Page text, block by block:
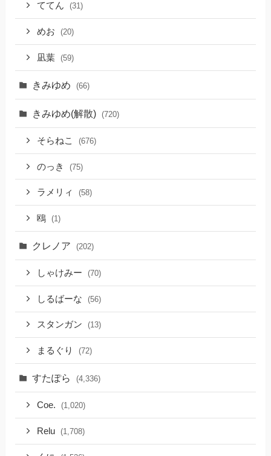
ててん (31)
めお (20)
凪葉 (59)
きみゆめ (66)
きみゆめ(解散) (720)
そらねこ (676)
のっき (75)
ラメリィ (58)
鴎 (1)
クレノア (202)
しゃけみー (70)
しるばーな (56)
スタンガン (13)
まるぐり (72)
すたぽら (4,336)
Coe. (1,020)
Relu (1,708)